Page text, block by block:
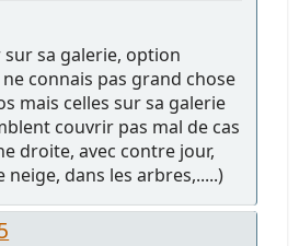
sa galerie, option
connais pas grand chose
mais celles sur sa galerie
couvrir pas mal de cas
droite, avec contre jour,
dans les arbres,.....)